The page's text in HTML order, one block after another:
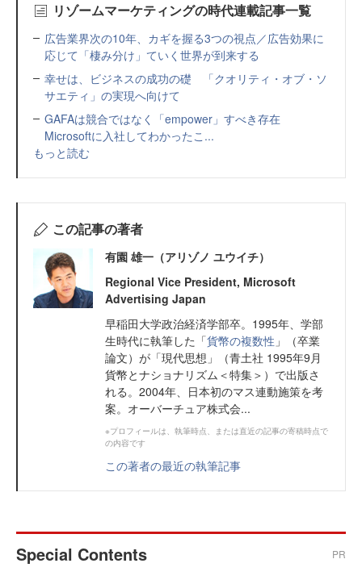
リゾームマーケティングの時代連載記事一覧
広告業界次の10年、カギを握る3つの視点／広告効果に
応じて「棲み分け」ていく世界が到来する
幸せは、ビジネスの成功の礎 「クオリティ・オブ・ソ
サエティ」の実現へ向けて
GAFAは競合ではなく「empower」すべき存在
Microsoftに入社してわかったこ...
もっと読む
この記事の著者
有園 雄一（アリゾノ ユウイチ）
Regional Vice President, Microsoft
Advertising Japan
早稲田大学政治経済学部卒。1995年、学部
生時代に執筆した「貨幣の複数性 」（卒業
論文）が「現代思想」（青土社 1995年9月
貨幣とナショナリズム＜特集＞）で出版さ
れる。2004年、日本初のマス連動施策を考
案。オーバーチュア株式会...
※プロフィールは、執筆時点、または直近の記事の寄稿時点で
の内容です
この著者の最近の執筆記事
Special Contents PR